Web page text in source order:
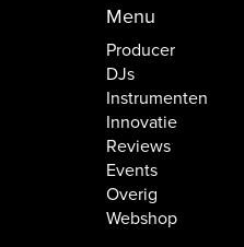
Menu
Producer
DJs
Instrumenten
Innovatie
Reviews
Events
Overig
Webshop